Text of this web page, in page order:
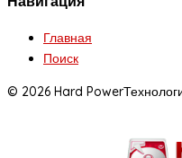
Главная
Поиск
© 2026 Hard Power